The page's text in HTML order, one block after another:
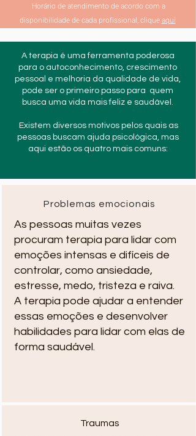
Horário de atendimento de acordo com a
disponibilidade de cada profissional, cliqueaqui
A terapia é uma ferramenta poderosa
para o autoconhecimento, crescimento
pessoal e melhoria da qualidade de vida,
pode ser o primeiro passo para quem
busca uma vida mais feliz e saudável.
Existem diversos motivos pelos quais as
pessoas buscam ajuda psicológica, mas
aqui estão os quatro mais comuns:
Problemas emocionais
As pessoas muitas vezes
procuram terapia para lidar com
emoções intensas e difíceis de
controlar, como ansiedade,
estresse, medo, tristeza e raiva.
A terapia pode ajudar a entender
essas emoções e desenvolver
habilidades para lidar com elas de
forma saudável.
Traumas